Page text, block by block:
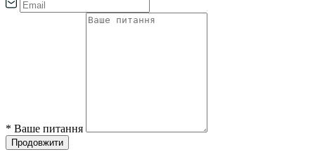
* Ваше питання
Продовжити